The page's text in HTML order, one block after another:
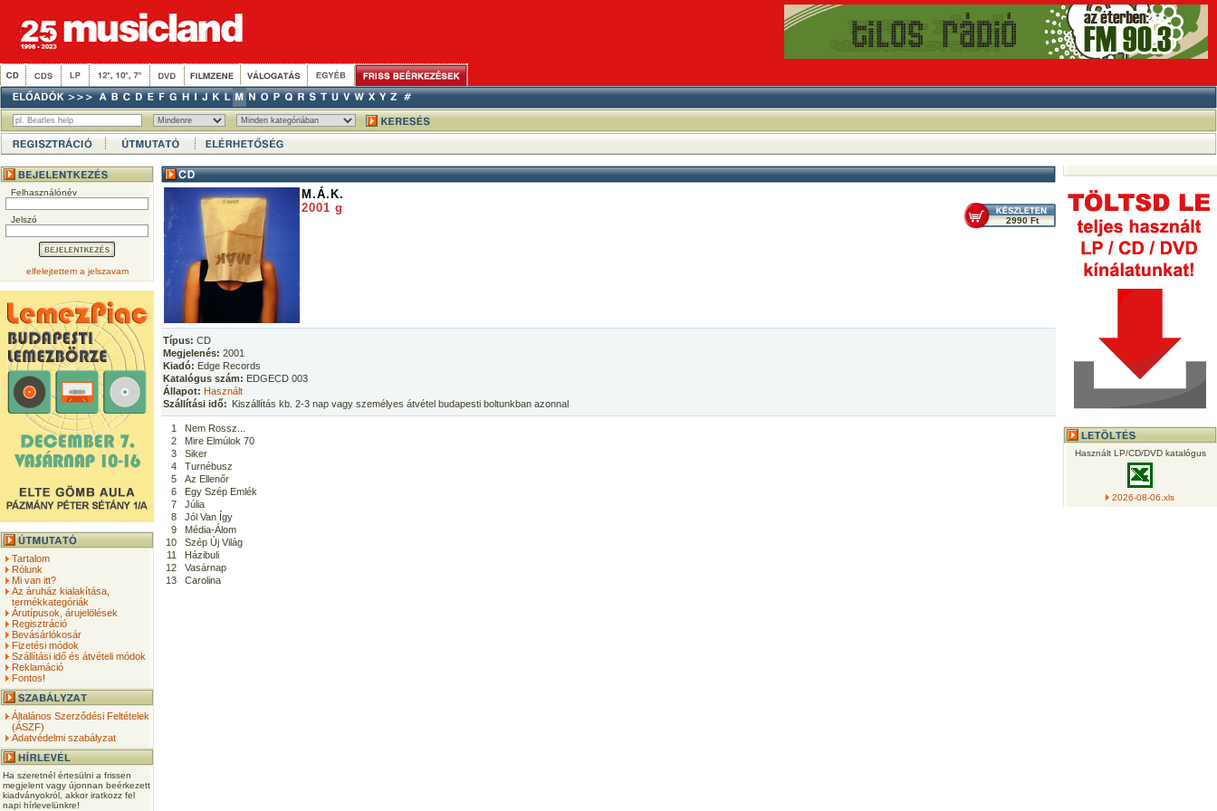
Felhasználónév
Jelszó
elfelejtettem a jelszavam
Tartalom
Rólunk
Mi van itt?
Az áruház kialakítása,
termékkategóriák
Árutípusok, árujelölések
Regisztráció
Bevásárlókosár
Fizetési módok
Szállítási idő és átvételi módok
Reklamáció
Fontos!
Általános Szerződési Feltételek
(ÁSZF)
Adatvédelmi szabályzat
Ha szeretnél értesülni a frissen
megjelent vagy újonnan beérkezett
kiadványokról, akkor iratkozz fel
napi hírlevelünkre!
M.Á.K.
2001 g
2990 Ft
Típus: CD
Megjelenés: 2001
Kiadó: Edge Records
Katalógus szám: EDGECD 003
Állapot: Használt
Szállítási idő: Kiszállítás kb. 2-3 nap vagy személyes átvétel budapesti boltunkban azonnal
1
Nem Rossz...
2
Mire Elmúlok 70
3
Siker
4
Turnébusz
5
Az Ellenőr
6
Egy Szép Emlék
7
Júlia
8
Jól Van Így
9
Média-Álom
10
Szép Új Világ
11
Házibuli
12
Vasárnap
13
Carolina
Használt LP/CD/DVD katalógus
2026-08-06.xls